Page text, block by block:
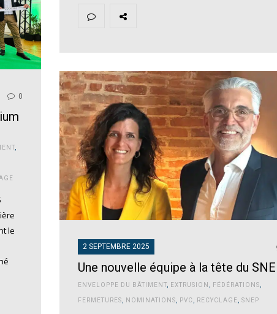
0
,
le
2 SEPTEMBRE 2025
Une nouvelle équipe à la tête du
ENVELOPPE DU BÂTIMENT, EXTRUSION FÉDÉRATIONS
FERMETURES NOMINATIONS PVC RECYCLAGE SNEP